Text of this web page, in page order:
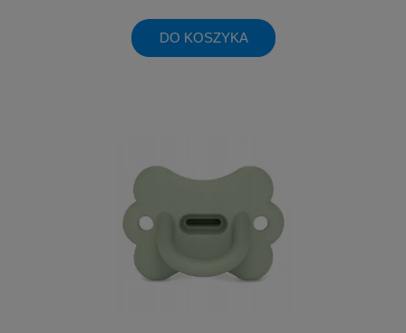
DO KOSZYKA